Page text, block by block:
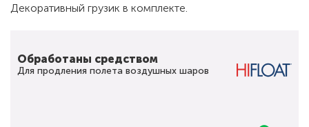
Декоративный грузик в комплекте.
Обработаны средством
Для продления полета воздушных шаров